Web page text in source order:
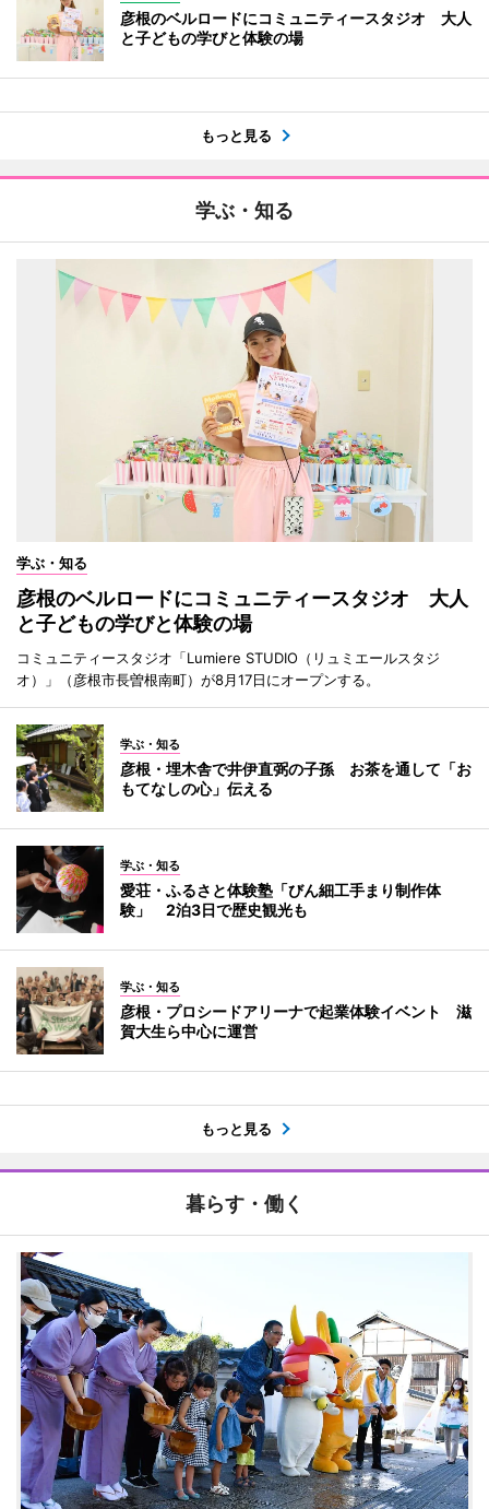
彦根のベルロードにコミュニティースタジオ 大人
と子どもの学びと体験の場
もっと見る
学ぶ・知る
学ぶ・知る
彦根のベルロードにコミュニティースタジオ 大人
と子どもの学びと体験の場
コミュニティースタジオ「Lumiere STUDIO（リュミエールスタジ
オ）」（彦根市長曽根南町）が8月17日にオープンする。
学ぶ・知る
彦根・埋木舎で井伊直弼の子孫 お茶を通して「お
もてなしの心」伝える
学ぶ・知る
愛荘・ふるさと体験塾「びん細工手まり制作体
験」 2泊3日で歴史観光も
学ぶ・知る
彦根・プロシードアリーナで起業体験イベント 滋
賀大生ら中心に運営
もっと見る
暮らす・働く